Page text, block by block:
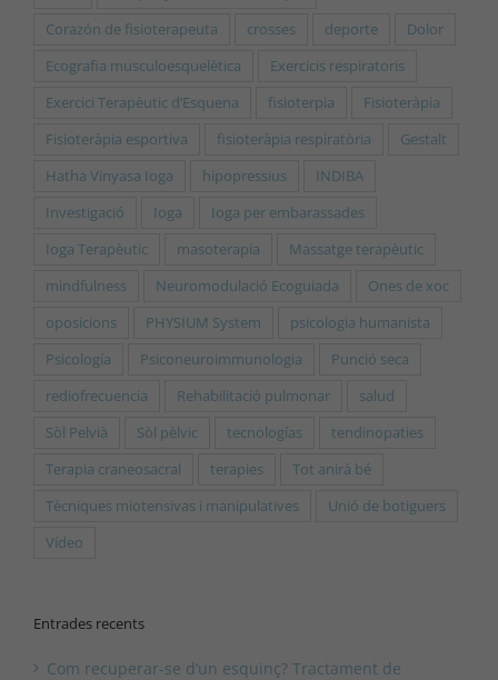
Corazón de fisioterapeuta
crosses deporte
Dolor
Ecografia musculoesquelètica
Exercicis respiratoris
Exercici Terapèutic d’Esquena
fisioterpia
Fisioteràpia
Fisioteràpia esportiva
fisioteràpia respiratòria
Gestalt
Hatha Vinyasa Ioga
hipopressius
INDIBA
Investigació
Ioga
Ioga per embarassades
Ioga Terapèutic
masoterapia
Massatge terapèutic
mindfulness
Neuromodulació Ecoguiada
Ones de xoc
oposicions
PHYSIUM System
psicologia humanista
Psicología
Psiconeuroimmunologia
Punció seca
rediofrecuencia
Rehabilitació pulmonar
salud
Sòl Pelvià
Sòl pèlvic tecnologías
tendinopaties
Terapia craneosacral
terapies
Tot anirà bé
Tècniques miotensivas i manipulatives
Unió de botiguers
Vídeo
Entrades recents
Com recuperar-se d’un esquinç? Tractament de